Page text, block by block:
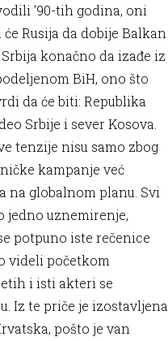
’90-tih godina, oni
Rusija da dobije Balkan
konačno da izađe iz
BiH, ono što
da će biti: Republika
Srbije i sever Kosova.
tenzije nisu samo zbog
kampanje već
na globalnom planu. Svi
jedno uznemirenje,
potpuno iste rečenice
videli početkom
i isti akteri se
Iz te priče je izostavljena
pošto je van